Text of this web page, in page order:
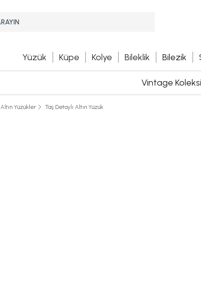
Yüzük Küpe Kolye Bileklik Bilezik
Vintage
Altın Yüzükler Taş Detaylı Altın Yüzük